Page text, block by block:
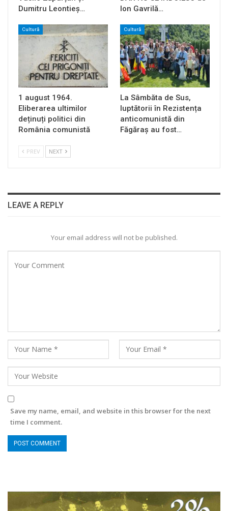
Dumitru Leontieș…
Ion Gavrilă…
Cultură
1 august 1964.
Eliberarea ultimilor
deținuți politici din
România comunistă
Cultură
La Sâmbăta de Sus,
luptătorii în Rezistența
anticomunistă din
Făgăraș au fost…
PREV NEXT
LEAVE A REPLY
Your email address will not be published.
Save my name, email, and website in this browser for the next
time I comment.